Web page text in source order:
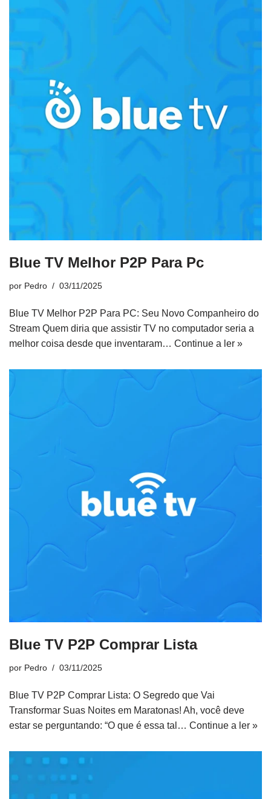
Blue TV Melhor P2P Para Pc
por Pedro 03/11/2025
Blue TV Melhor P2P Para PC: Seu Novo Companheiro do
Stream Quem diria que assistir TV no computador seria a
melhor coisa desde que inventaram… Continue a ler »
Blue TV P2P Comprar Lista
por Pedro 03/11/2025
Blue TV P2P Comprar Lista: O Segredo que Vai
Transformar Suas Noites em Maratonas! Ah, você deve
estar se perguntando: “O que é essa tal… Continue a ler »